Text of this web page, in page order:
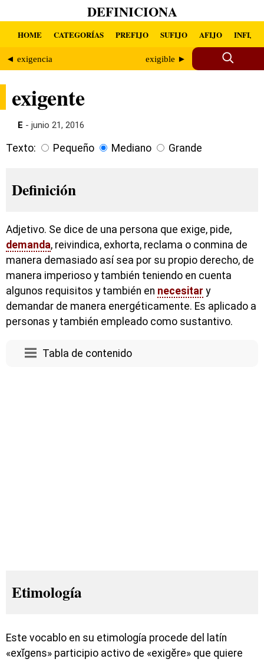
DEFINICIONA
HOME CATEGORÍAS PREFIJO SUFIJO AFIJO INFIJO
◄ exigencia exigible ►
exigente
E - junio 21, 2016
Texto: Pequeño Mediano Grande
Definición
Adjetivo. Se dice de una persona que exige, pide,
demanda, reivindica, exhorta, reclama o conmina de
manera demasiado así sea por su propio derecho, de
manera imperioso y también teniendo en cuenta
algunos requisitos y también en necesitar y
demandar de manera energéticamente. Es aplicado a
personas y también empleado como sustantivo.
Tabla de contenido
Etimología
Este vocablo en su etimología procede del latín
«exĭgens» participio activo de «exigĕre» que quiere